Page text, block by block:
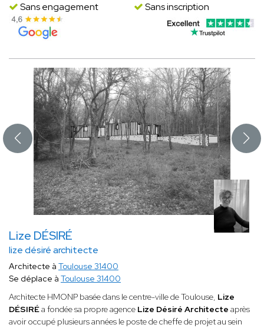
Sans engagement
Sans inscription
Lize DÉSIRÉ
lize désiré architecte
Architecte à Toulouse 31400
Se déplace à Toulouse 31400
Architecte HMONP basée dans le centre-ville de Toulouse, Lize
DÉSIRÉa fondée sa propre agence Lize Désiré Architecte après
avoir occupé plusieurs années le poste de cheffe de projet au sein